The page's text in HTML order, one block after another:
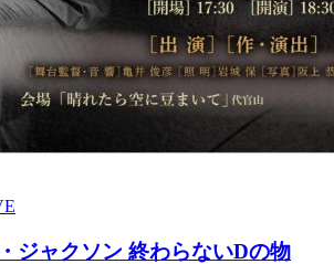
ジャクソン 終わらないDの物